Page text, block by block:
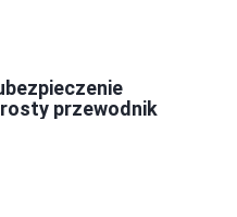
przewodnik